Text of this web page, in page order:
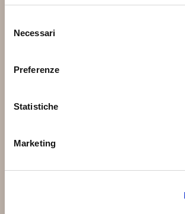
delNecessari
Preferenze
Statistiche
Marketing